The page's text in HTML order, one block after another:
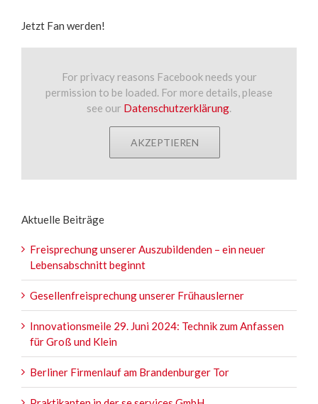
Jetzt Fan werden!
For privacy reasons Facebook needs your
permission to be loaded. For more details, please
see our Datenschutzerklärung.
AKZEPTIEREN
Aktuelle Beiträge
Freisprechung unserer Auszubildenden – ein neuer
Lebensabschnitt beginnt
Gesellenfreisprechung unserer Frühauslerner
Innovationsmeile 29. Juni 2024: Technik zum Anfassen
für Groß und Klein
Berliner Firmenlauf am Brandenburger Tor